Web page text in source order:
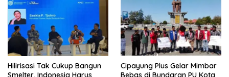
Hilirisasi Tak Cukup Bangun
Smelter, Indonesia Harus
Cipayung Plus Gelar Mimbar
Bebas di Bundaran PU Kota